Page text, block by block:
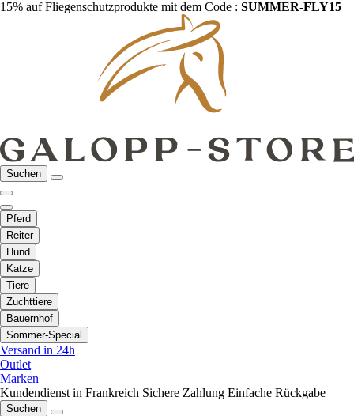
15% auf Fliegenschutzprodukte mit dem Code : SUMMER-FLY15
Suchen
Pferd
Reiter
Hund
Katze
Tiere
Zuchttiere
Bauernhof
Sommer-Special
Versand in 24h
Outlet
Marken
Kundendienst in Frankreich Sichere Zahlung Einfache Rückgabe
Suchen